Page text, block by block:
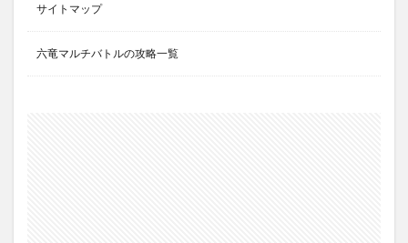
サイトマップ
六竜マルチバトルの攻略一覧